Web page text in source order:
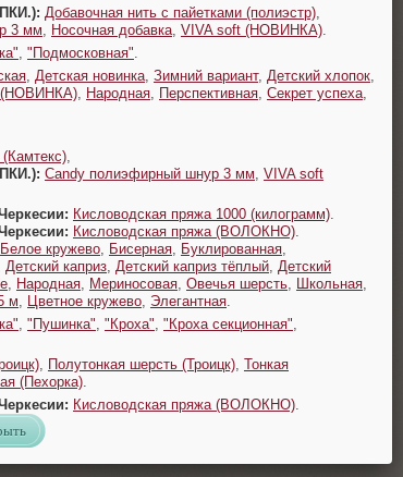
Добавочная нить с пайетками (полиэстр)
3 мм Носочная добавка VIVA soft (НОВИНКА)
"Подмосковная"
Детская новинка Зимний вариант, Детский хлопок
(НОВИНКА) Народная Перспективная Секрет успеха
Candy полиэфирный шнур 3 мм VIVA soft
Кисловодская пряжа 1000 (килограмм)
Кисловодская пряжа (ВОЛОКНО)
Белое кружево Бисерная Буклированная
Детский каприз Детский каприз тёплый Детский
Народная Мериносовая Овечья шерсть Школьная
м Цветное кружево Элегантная
"Пушинка" "Кроха" "Кроха секционная"
Полутонкая шерсть (Троицк) Тонкая
(Пехорка)
Кисловодская пряжа (ВОЛОКНО)